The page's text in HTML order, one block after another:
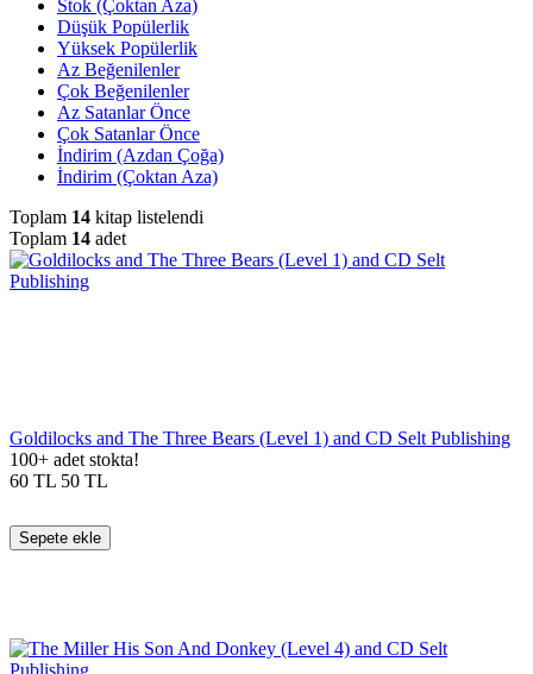
Stok (Çoktan Aza)
Düşük Popülerlik
Yüksek Popülerlik
Az Beğenilenler
Çok Beğenilenler
Az Satanlar Önce
Çok Satanlar Önce
İndirim (Azdan Çoğa)
İndirim (Çoktan Aza)
Toplam 14 kitap listelendi
Toplam 14 adet
Goldilocks and The Three Bears (Level 1) and CD Selt Publishing
100+ adet stokta!
60 TL 50 TL
Sepete ekle